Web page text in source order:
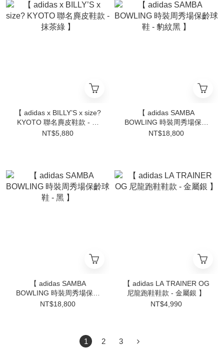
【 adidas x BILLY’S x size?
KYOTO 聯名麂皮鞋款 - 抹
茶綠 】
NT$5,880
【 adidas SAMBA
BOWLING 時裝周秀場保齡
球鞋 - 豹紋黑 】
NT$18,800
【 adidas SAMBA
BOWLING 時裝周秀場保齡
球鞋 - 黑 】
NT$18,800
【 adidas LA TRAINER OG
尼龍跑鞋鞋款 - 金屬銀 】
NT$4,990
1 2 3